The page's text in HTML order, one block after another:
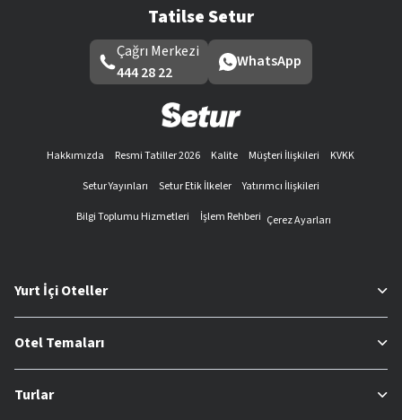
Tatilse Setur
Çağrı Merkezi
444 28 22
WhatsApp
Hakkımızda Resmi Tatiller 2026 Kalite Müşteri İlişkileri
KVKK
Setur Yayınları
Setur Etik İlkeler
Yatırımcı İlişkileri
Bilgi Toplumu Hizmetleri
İşlem Rehberi Çerez Ayarları
Yurt İçi Oteller
Otel Temaları
Turlar